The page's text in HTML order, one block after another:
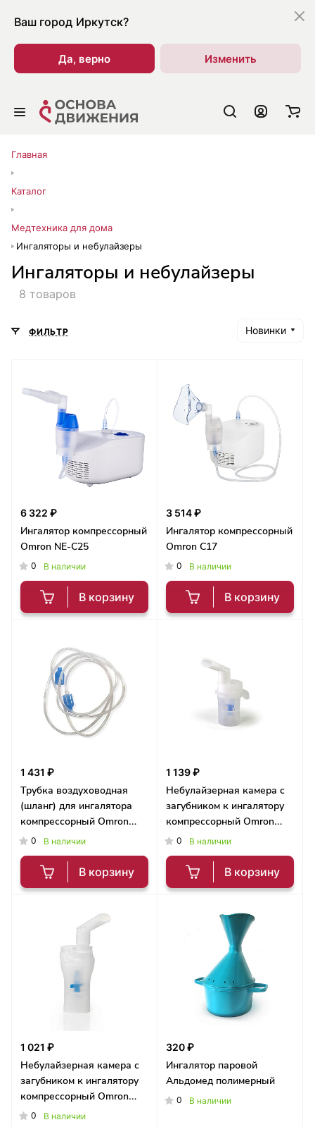
Ваш город Иркутск?
Да, верно Изменить
Главная
Каталог
Медтехника для дома
Ингаляторы и небулайзеры
Ингаляторы и небулайзеры
8 товаров
ФИЛЬТР Новинки
6 322 ₽
Ингалятор компрессорный
Omron NE-C25
0 В наличии
В корзину
3 514 ₽
Ингалятор компрессорный
Omron C17
0 В наличии
В корзину
1 431 ₽
Трубка воздуховодная
(шланг) для ингалятора
компрессорный Omron
C28/C29/C30
0 В наличии
В корзину
1 139 ₽
Небулайзерная камера с
загубником к ингалятору
компрессорный Omron
C24/24 Kids
0 В наличии
В корзину
1 021 ₽
Небулайзерная камера с
загубником к ингалятору
компрессорный Omron
C28/C29/C30
0 В наличии
320 ₽
Ингалятор паровой
Альдомед полимерный
0 В наличии